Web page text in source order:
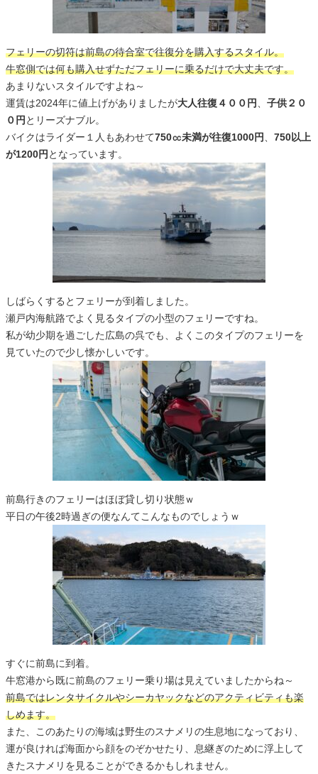
フェリーの切符は前島の待合室で往復分を購入するスタイル。
牛窓側では何も購入せずただフェリーに乗るだけで大丈夫です。
あまりないスタイルですよね～
運賃は2024年に値上げがありましたが大人往復４００円
子供２０
０円 とリーズナブル。
バイクはライダー１人もあわせて750㏄未満が往復1000円
750以上
が1200円 となっています。
しばらくするとフェリーが到着しました。
瀬戸内海航路でよく見るタイプの小型のフェリーですね。
私が幼少期を過ごした広島の呉でも、よくこのタイプのフェリーを
見ていたので少し懐かしいです。
前島行きのフェリーはほぼ貸し切り状態ｗ
平日の午後2時過ぎの便なんてこんなものでしょうｗ
すぐに前島に到着。
牛窓港から既に前島のフェリー乗り場は見えていましたからね～
前島ではレンタサイクルやシーカヤックなどのアクティビティも楽
しめます。
また、このあたりの海域は野生のスナメリの生息地になっており、
運が良ければ海面から顔をのぞかせたり、息継ぎのために浮上して
きたスナメリを見ることができるかもしれません。